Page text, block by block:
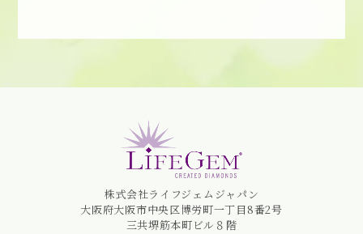
株式会社ライフジェムジャパン
大阪府大阪市中央区博労町一丁目8番2号
三共堺筋本町ビル８階